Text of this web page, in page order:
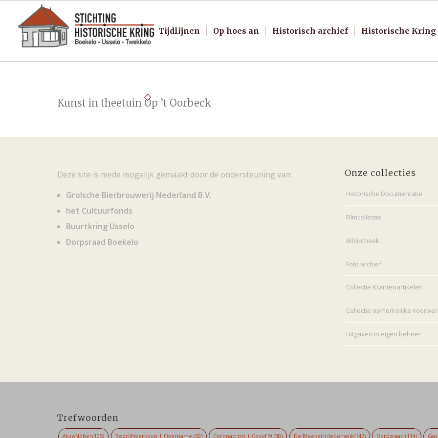
Tijdlijnen Op hoes an Historisch archief Historische Kring
Kunst in theetuin Op ’t Oorbeck
Deze site is mede mogelijk gemaakt door de ondersteuning van:
Grolsche Bierbrouwerij Nederland B.V.
het Cultuurfonds
Buurtkring Usselo
Dorpsraad Boekelo
Onze collecties
Historische Documentatie
Filmcollectie
Bibliotheek
Foto archief
Collectie Krantenartikelen
Collectie opmerkelijke
Uitgaven in eigen beheer
Trefwoorden
AkzoNobel (105) Bedrijfsverkoop | Overname (50) Coronacrisis | Covid19 (38) De Bleekerij (woonwijk)(47) Dorpsraad (114)